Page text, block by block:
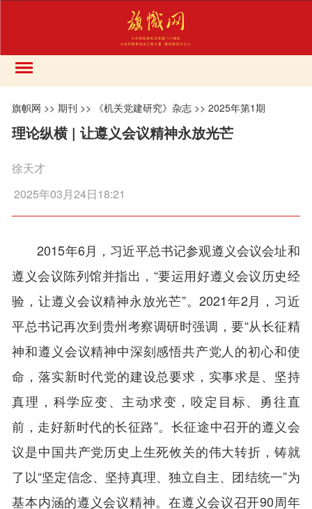
旗帜网 >>期刊 >> 《机关党建研究》杂志 >>2025年第1期
理论纵横 | 让遵义会议精神永放光芒
徐天才
2025年03月24日18:21
2015年6月，习近平总书记参观遵义会议会址和
遵义会议陈列馆并指出，“要运用好遵义会议历史经
验，让遵义会议精神永放光芒”。2021年2月，习近
平总书记再次到贵州考察调研时强调，要“从长征精
神和遵义会议精神中深刻感悟共产党人的初心和使
命，落实新时代党的建设总要求，实事求是、坚持
真理，科学应变、主动求变，咬定目标、勇往直
前，走好新时代的长征路”。长征途中召开的遵义会
议是中国共产党历史上生死攸关的伟大转折，铸就
了以“坚定信念、坚持真理、独立自主、团结统一”为
基本内涵的遵义会议精神。在遵义会议召开90周年